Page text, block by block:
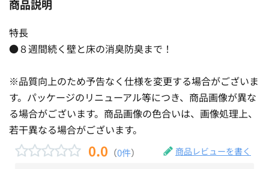
商品説明
特長
●８週間続く壁と床の消臭防臭まで！
※品質向上のため予告なく仕様を変更する場合がございま
す。パッケージのリニューアル等につき、商品画像が異な
る場合がございます。商品画像の色合いは、画像処理上、
若干異なる場合がございます。
0.0 （0件） 商品レビューを書く